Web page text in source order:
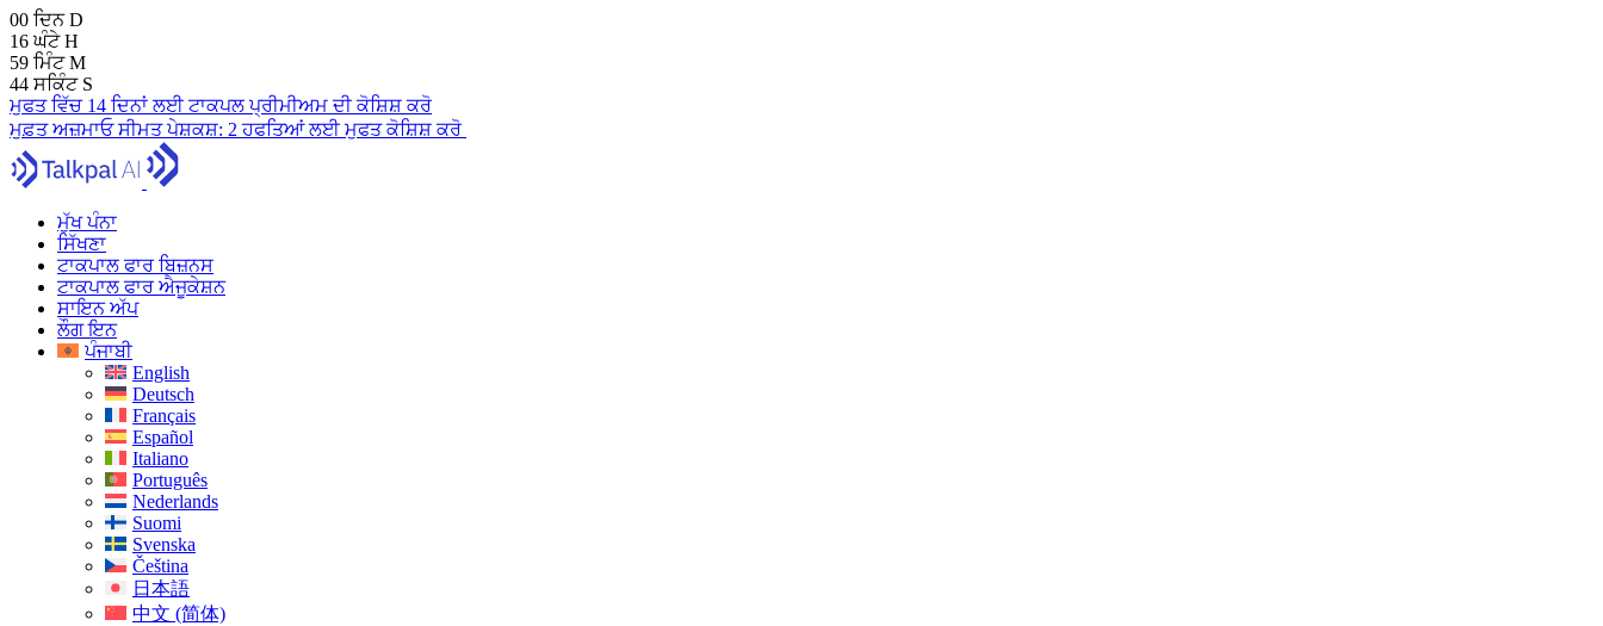
00 ਦਿਨD
16 ਘੰਟੇH
59 ਮਿੰਟM
43 ਸਕਿੰਟ S
ਮੁਫਤ ਵਿੱਚ 14 ਦਿਨਾਂ ਲਈ ਟਾਕਪਲ ਪ੍ਰੀਮੀਅਮ ਦੀ ਕੋਸ਼ਿਸ਼ ਕਰੋ
ਮੁਫ਼ਤ ਅਜ਼ਮਾਓਸੀਮਤ ਪੇਸ਼ਕਸ਼: 2 ਹਫਤਿਆਂ ਲਈ ਮੁਫਤ ਕੋਸ਼ਿਸ਼ ਕਰੋ
ਮੁੱਖ ਪੰਨਾ
ਸਿੱਖਣਾ
ਟਾਕਪਾਲ ਫਾਰ ਬਿਜ਼ਨਸ
ਟਾਕਪਾਲ ਫਾਰ ਐਜੂਕੇਸ਼ਨ
ਸਾਇਨ ਅੱਪ
ਲੌਗ ਇਨ
ਪੰਜਾਬੀ
English
Deutsch
Français
Español
Italiano
Português
Nederlands
Suomi
Svenska
Čeština
日本語
中文 (简体)